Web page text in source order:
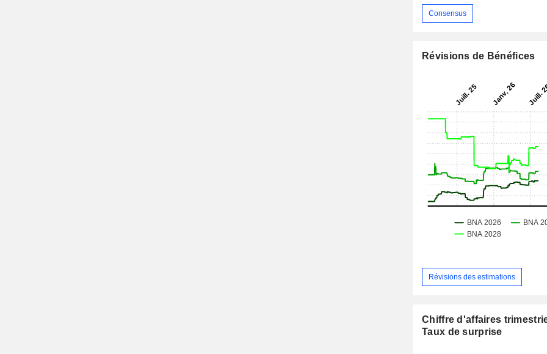
Consensus
Révisions de Bénéfices
Révisions des estimations
Chiffre d'affaires
Taux de surprise